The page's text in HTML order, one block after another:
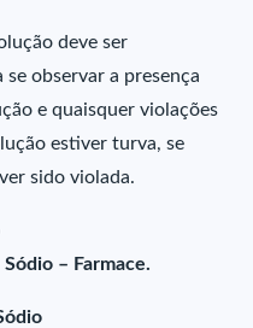
deve ser
observar a presença
e quaisquer violações
estiver turva, se
sido violada.
– Farmace.